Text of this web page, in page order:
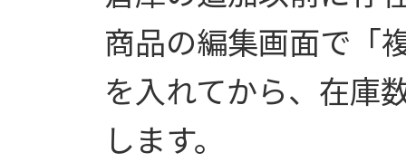
商品の編集画面で「
を入れてから、在庫
します。